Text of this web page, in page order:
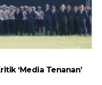
‘Media Tenanan’